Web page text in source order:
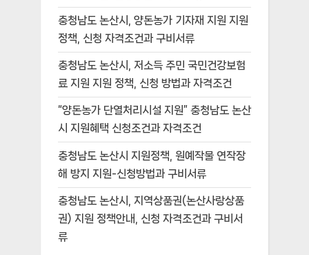
충청남도 논산시, 양돈농가 기자재 지원 지원
정책, 신청 자격조건과 구비서류
충청남도 논산시, 저소득 주민 국민건강보험
료 지원 지원 정책, 신청 방법과 자격조건
“양돈농가 단열처리시설 지원” 충청남도 논산
시 지원혜택 신청조건과 자격조건
충청남도 논산시 지원정책, 원예작물 연작장
해 방지 지원-신청방법과 구비서류
충청남도 논산시, 지역상품권(논산사랑상품
권) 지원 정책안내, 신청 자격조건과 구비서
류